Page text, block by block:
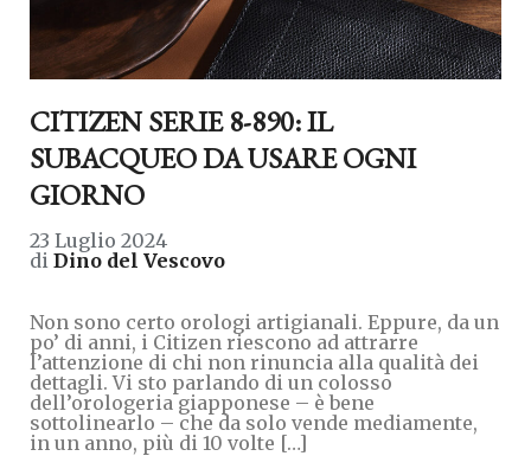
CITIZEN SERIE 8-890: IL
SUBACQUEO DA USARE OGNI
GIORNO
23 Luglio 2024
di Dino del Vescovo
Non sono certo orologi artigianali. Eppure, da un
po’ di anni, i Citizen riescono ad attrarre
l’attenzione di chi non rinuncia alla qualità dei
dettagli. Vi sto parlando di un colosso
dell’orologeria giapponese – è bene
sottolinearlo – che da solo vende mediamente,
in un anno, più di 10 volte […]